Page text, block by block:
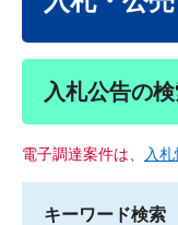
入札公告の
電子調達案件は、 入
キーワード検索